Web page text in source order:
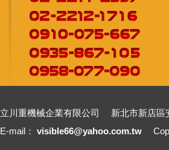
立川重機械企業有限公司 新北市新店區
E-mail： visible66@yahoo.com.tw